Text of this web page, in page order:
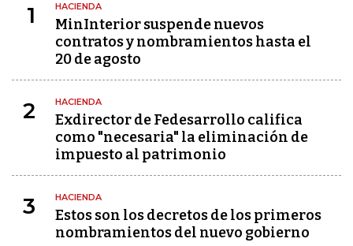
1 HACIENDA
MinInterior suspende nuevos
contratos y nombramientos hasta el
20 de agosto
2 HACIENDA
Exdirector de Fedesarrollo califica
como "necesaria" la eliminación de
impuesto al patrimonio
3 HACIENDA
Estos son los decretos de los primeros
nombramientos del nuevo gobierno